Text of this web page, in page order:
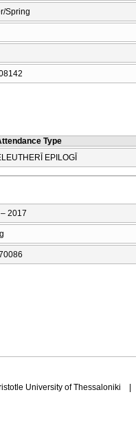
Spring
Type
EPILOGĪ
2017
University of Thessaloniki |